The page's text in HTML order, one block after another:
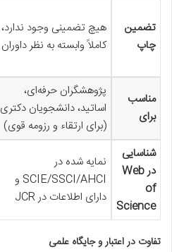
تضمین
چاپ
هیچ تضمینی وجود ندارد،
کاملاً وابسته به نظر داوران
مناسب
برای
پژوهشگران حرفه‌ای،
اساتید، دانشجویان دکتری
(برای ارتقاء و رزومه قوی)
شناسایی
در Web
of
Science
نمایه شده در
SCIE/SSCI/AHCI و
دارای اطلاعات در JCR
تفاوت در اعتبار و جایگاه علمی